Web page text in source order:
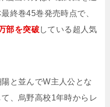
終巻45巻発売時点で、
部を突破している超人気
と並んでW主人公とな
、烏野高校1年時からレ